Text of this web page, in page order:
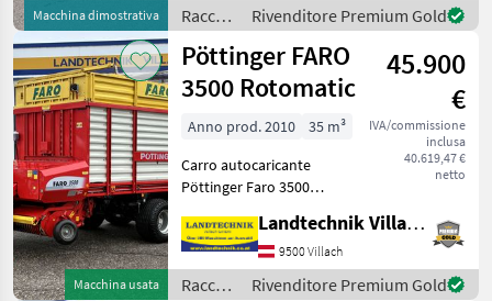
Macchina dimostrativa
46 lame - con casse
Raccolta
mangimi
/ Krone
Rivenditore Premium Gold
Macchina usata
Pöttinger FARO
3500 Rotomatic
45.900
€
IVA/commissione
inclusa
40.619,47 €
netto
Anno prod. 2010
35 m³
Carro autocaricante
Pöttinger Faro 3500
dosatori, gruppo di taglio a
27 lame, ribaltabile
idraulicamente, protezione
singola delle lame, assale t
Landtechnik Villach GmbH
9500 Villach
Raccolta
Rivenditore Premium Gold